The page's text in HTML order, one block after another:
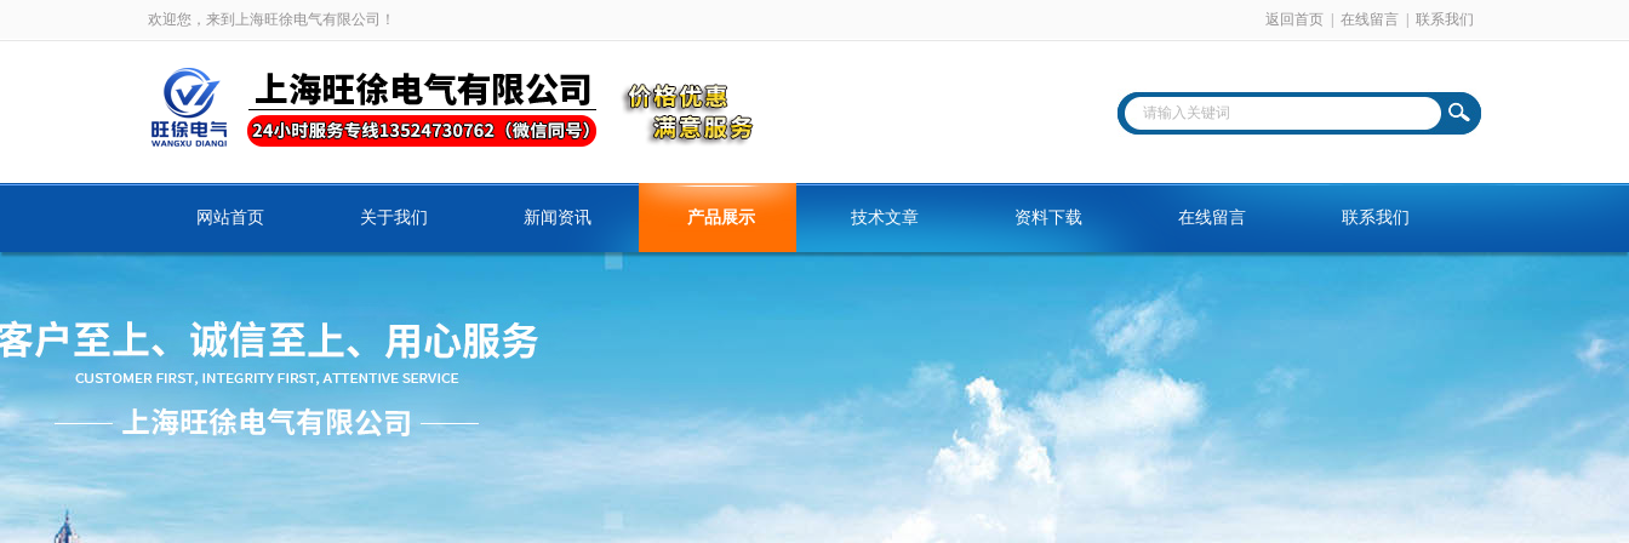
欢迎您，来到上海旺徐电气有限公司！ 返回首页 在线留言 联系我们
网站首页 关于我们 新闻资讯 产品展示 技术文章 资料下载 在线留言 联系我们